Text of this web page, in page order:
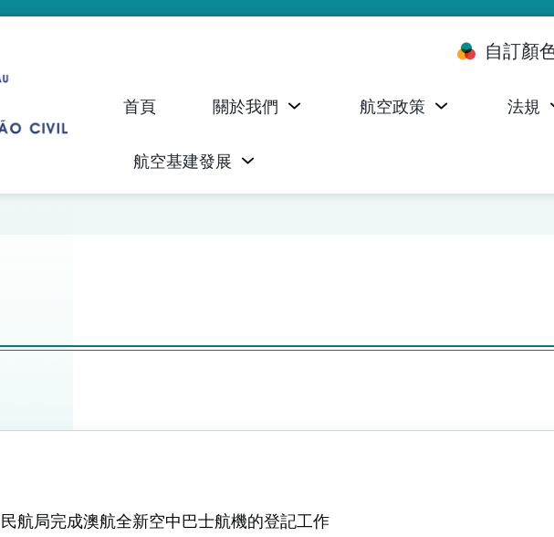
自訂顏
首頁 關於我們 航空政策 法規
航空基建發展
民航局完成澳航全新空中巴士航機的登記工作